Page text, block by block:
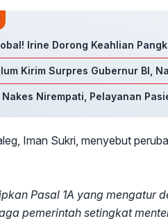
Irine Dorong Keahlian
Kirim Surpres Gubernur BI,
Nirempati, Pelayanan
Iman Sukri, menyebut
Pasal 1A yang mengatur
pemerintah setingkat